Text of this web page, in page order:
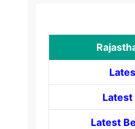
Latest
Latest